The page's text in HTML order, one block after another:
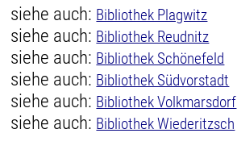
siehe auch: Bibliothek Plagwitz
siehe auch: Bibliothek Reudnitz
siehe auch: Bibliothek Schönefeld
siehe auch: Bibliothek Südvorstadt
siehe auch: Bibliothek Volkmarsdorf
siehe auch: Bibliothek Wiederitzsch